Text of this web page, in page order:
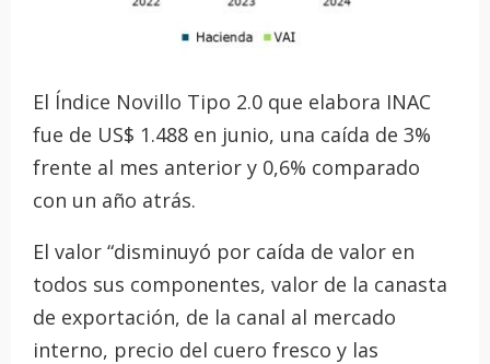
El Índice Novillo Tipo 2.0 que elabora INAC
fue de US$ 1.488 en junio, una caída de 3%
frente al mes anterior y 0,6% comparado
con un año atrás.
El valor “disminuyó por caída de valor en
todos sus componentes, valor de la canasta
de exportación, de la canal al mercado
interno, precio del cuero fresco y las